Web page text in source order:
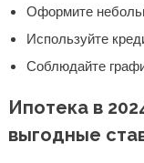
Оформите
Используйте
Соблюдайте
Ипотека в
выгодные